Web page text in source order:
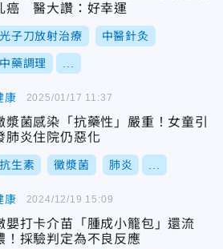
癌 醫大讚：好幸運
光子刀放射治療 中醫針灸
中藥調理
康
漿菌感染「抗藥性」嚴重！女童引
肺炎住院仍惡化
抗生素 黴漿菌 肺炎
2025/01/17 11:37
康
嬰打卡介苗「腫成小籠包」還流
！採驗判定為不良反應
2024/12/19 15:09